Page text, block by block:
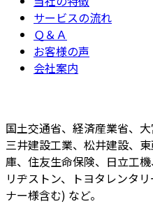
サービスの流れ
Ｑ＆Ａ
お客様の声
会社案内
国土交通省、経済産業省、
三井建設工業、松井建設、
庫、住友生命保険、日立工
リヂストン、トヨタレンタ
ナー様含む) など。